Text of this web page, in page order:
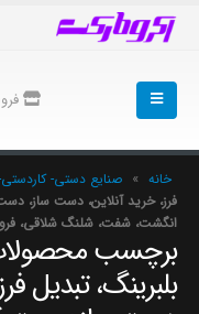
خانه » صنایع دستی-
فرز، خرید آنلاین، دست ساز،
انگشت، شفت، شلنگ شلاقی،
برچسب محصولات
بلبرینگ، تبدیل